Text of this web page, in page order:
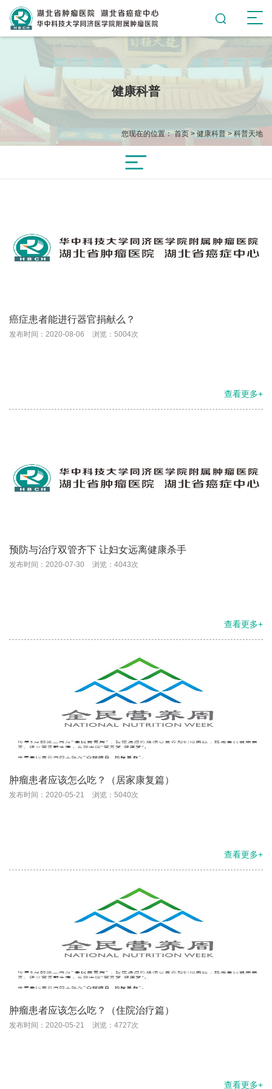
健康科普
您现在的位置： 首页 >健康科普>科普天地
癌症患者能进行器官捐献么？
发布时间：2020-08-06 浏览：5004次
查看更多+
预防与治疗双管齐下 让妇女远离健康杀手
发布时间：2020-07-30 浏览：4043次
查看更多+
肿瘤患者应该怎么吃？（居家康复篇）
发布时间：2020-05-21 浏览：5040次
查看更多+
肿瘤患者应该怎么吃？（住院治疗篇）
发布时间：2020-05-21 浏览：4727次
查看更多+